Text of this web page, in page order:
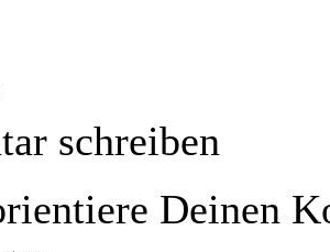
schreiben
Deinen